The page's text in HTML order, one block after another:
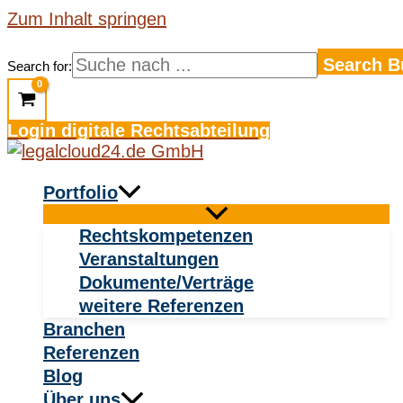
Zum Inhalt springen
Search for: Search
Login digitale Rechtsabteilung
Portfolio
Rechtskompetenzen
Veranstaltungen
Dokumente/Verträge
weitere Referenzen
Branchen
Referenzen
Blog